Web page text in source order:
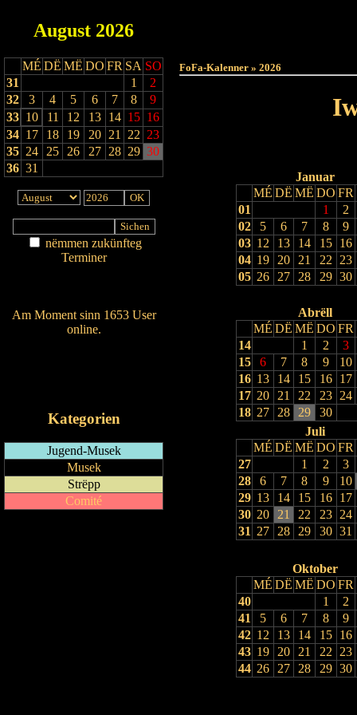
August 2026
MÉ DË MË DO FR SA SO
31
1
2
32
3 4 5 6 7 8
9
33 10 11 12 13 14 15 16
34 17 18 19 20 21 22 23
35 24 25 26 27 28 29 30
36 31
nëmmen zukünfteg
Terminer
Am Moment sinn 1653 User
online.
Kategorien
Jugend-Musek
Musek
Strëpp
Comité
FoFa-Kalenner » 2026
Januar
MÉ DË MË DO FR
01
1
2
02
5 6 7 8
9
03 12 13 14 15 16
04 19 20 21 22
23
05 26 27 28 29 30
Abrëll
MÉ DË MË DO FR
14
1 2
3
15
6 7 8 9
10
16 13 14 15 16 17
17 20 21 22 23 24
18 27 28 29
30
Juli
MÉ DË MË DO FR
27
1 2
3
28
6 7 8 9
10
29 13 14 15 16 17
30 20 21 22 23 24
31 27 28 29 30 31
Oktober
MÉ DË MË DO FR
40
1
2
41
5 6 7 8
9
42 12 13 14 15 16
43 19 20 21 22
23
44 26 27 28 29 30